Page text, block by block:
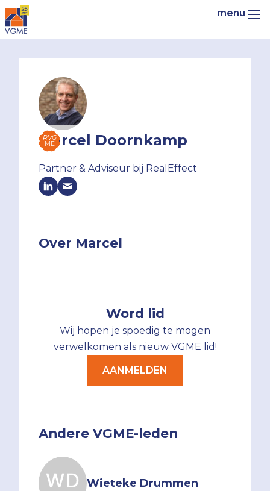
RVG
ME
Marcel Doornkamp
Partner & Adviseur bij RealEffect
Word lid
Wij hopen je spoedig te mogen
verwelkomen als nieuw VGME lid!
AANMELDEN
Andere VGME-leden
Wieteke Drummen
Over Marcel